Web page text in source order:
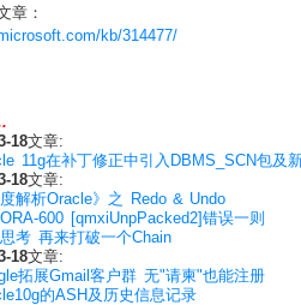
章：
kb/314477/
18文章:
11g在补丁修正中引入DBMS_SCN包及
18文章:
度解析Oracle》之 Redo & Undo
600 [qmxiUnpPacked2]错误一则
考 再来打破一个Chain
18文章:
拓展Gmail客户群 无"请柬"也能注册
的ASH及历史信息记录